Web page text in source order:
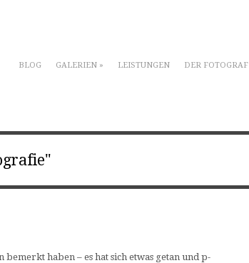
BLOG GALERIEN » LEISTUNGEN DER FOTOGRAF
haben – es hat sich etwas getan und p-